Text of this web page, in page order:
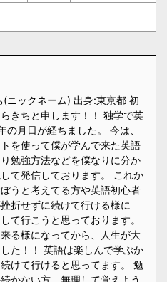
(ニックネーム) 出身:東京都 初
きちと申します！！ 独学で英
の月日が経ちました。 今は、
を使って僕が学んで来た英語
勉強方法などを僕なりに分か
て発信しております。 これか
うと考えてる方や英語初心者
折せずに続けて行ける様に
て行こうと思っております。
る様になってから、人生が大
た！！ 英語は楽しんで学ぶか
けて行けると思ってます。 勉